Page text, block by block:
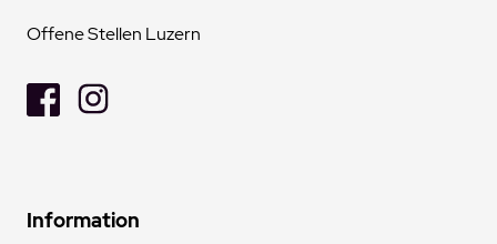
Offene Stellen Luzern
Information